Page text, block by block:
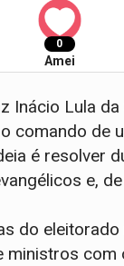
0
Amei
Inácio Lula
comando de
é resolver
e,
do
ministros com